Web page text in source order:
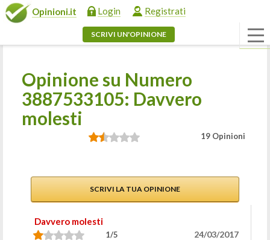
Opinioni.it Login Registrati
SCRIVI UN'OPINIONE
Opinione su Numero
3887533105: Davvero
molesti
19 Opinioni
SCRIVI LA TUA OPINIONE
Davvero molesti
1/5 24/03/2017